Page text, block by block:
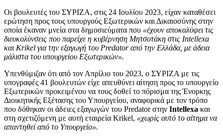
Οι βουλευτές του ΣΥΡΙΖΑ, στις 24 Ιουλίου 2023, είχαν καταθέσει
ερώτηση προς τους υπουργούς Εξωτερικών και Δικαιοσύνης στην
οποία έκαναν μνεία στα δημοσιεύματα που «έχουν αποκαλύψει τις
διευκολύνσεις που παρείχε η κυβέρνηση Μητσοτάκη στις Intellexa
και Krikel για την εξαγωγή του Predator από την Ελλάδα, με άδεια
μάλιστα του υπουργείου Εξωτερικών».
Υπενθύμιζαν ότι από τον Απρίλιο του 2023, ο ΣΥΡΙΖΑ με τις
υπογραφές 41 βουλευτών είχε απευθύνει αίτηση προς το υπουργείο
Εξωτερικών προκειμένου να τους δοθεί το πόρισμα της Ένορκης
Διοικητικής Εξέτασης του Υπουργείου, αναφορικά με τον τρόπο
που δόθηκαν οι άδειες εξαγωγών του Predator στην Intellexa και
στη σχετιζόμενη με αυτή εταιρεία Krikel, «χωρίς αυτό το αίτημα να
απαντηθεί από το Υπουργείο».